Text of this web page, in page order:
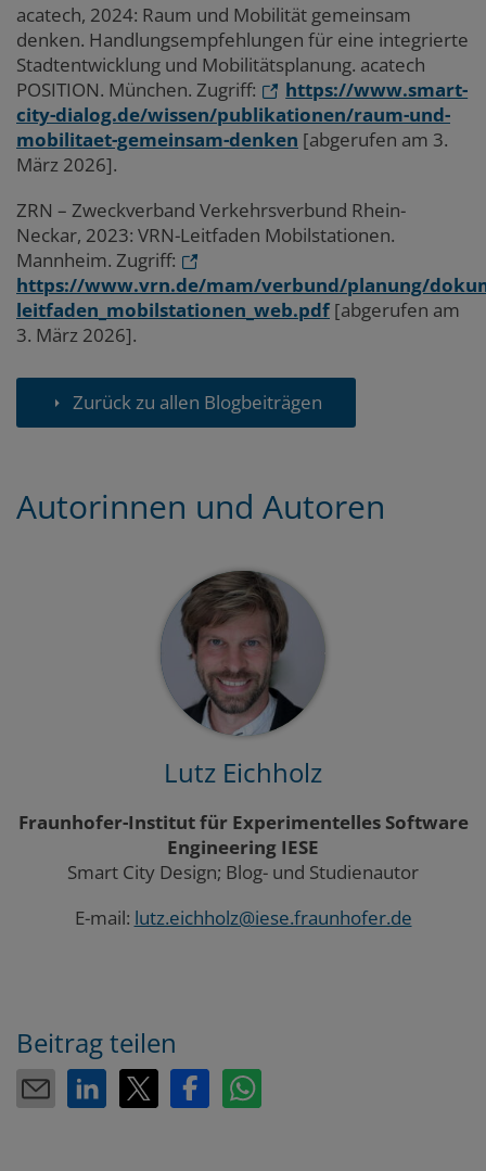
acatech, 2024: Raum und Mobilität gemeinsam
denken. Handlungsempfehlungen für eine integrierte
Stadtentwicklung und Mobilitätsplanung. acatech
POSITION. München. Zugriff:
https://www.smart-
city-dialog.de/wissen/publikationen/raum-und-
mobilitaet-gemeinsam-denken [abgerufen am 3.
März 2026].
ZRN – Zweckverband Verkehrsverbund Rhein-
Neckar, 2023: VRN-Leitfaden Mobilstationen.
Mannheim. Zugriff:
https://www.vrn.de/mam/verbund/planung/
leitfaden_mobilstationen_web.pdf [abgerufen am
3. März 2026].
Zurück zu allen Blogbeiträgen
Autorinnen und Autoren
Lutz Eichholz
Fraunhofer-Institut für Experimentelles Software
Engineering IESE
Smart City Design; Blog- und Studienautor
E-mail: lutz.eichholz@iese.fraunhofer.de
Beitrag teilen